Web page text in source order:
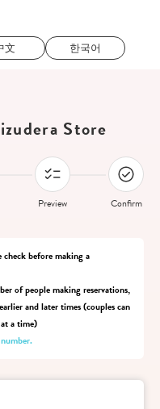
文 한국어
Store
Preview Confirm
check before making a
of people making reservations,
and later times (couples can
a time)